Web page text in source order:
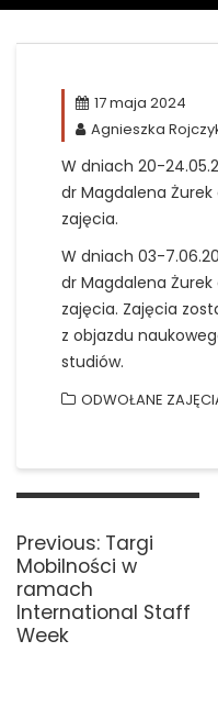
17 maja 2024
Agnieszka
W dniach 20-
dr Magdalena Żurek
zajęcia.
W dniach 03-
dr Magdalena Żurek
zajęcia. Zajęcia
z objazdu
studiów.
ODWOŁANE
Nawigacja
Previous: Previous
post:
Targi
Mobilności w
ramach
International Staff
Week